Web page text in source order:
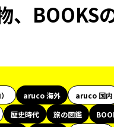
、BOOKS
aruco 海外 aruco 国内
歴史時代 旅の図鑑